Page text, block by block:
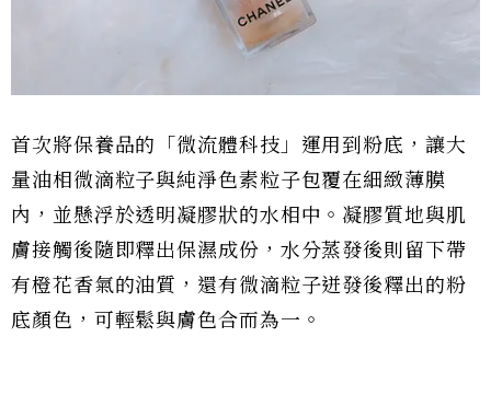
首次將保養品的「微流體科技」運用到粉底，讓大
量油相微滴粒子與純淨色素粒子包覆在細緻薄膜
內，並懸浮於透明凝膠狀的水相中。凝膠質地與肌
膚接觸後隨即釋出保濕成份，水分蒸發後則留下帶
有橙花香氣的油質，還有微滴粒子迸發後釋出的粉
底顏色，可輕鬆與膚色合而為一。